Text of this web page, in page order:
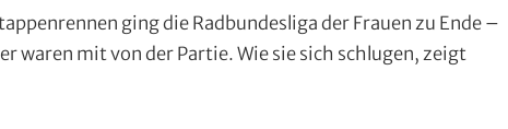
Buchenau ,
ging die Radbundesliga der Frauen zu Ende –
waren mit von der Partie. Wie sie sich schlugen, zeigt